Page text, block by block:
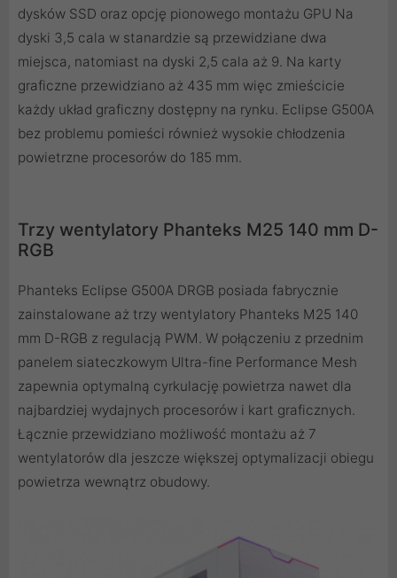
dysków SSD oraz opcję pionowego montażu GPU Na
dyski 3,5 cala w stanardzie są przewidziane dwa
miejsca, natomiast na dyski 2,5 cala aż 9. Na karty
graficzne przewidziano aż 435 mm więc zmieścicie
każdy układ graficzny dostępny na rynku. Eclipse G500A
bez problemu pomieści również wysokie chłodzenia
powietrzne procesorów do 185 mm.
Trzy wentylatory Phanteks M25 140 mm D-
RGB
Phanteks Eclipse G500A DRGB posiada fabrycznie
zainstalowane aż trzy wentylatory Phanteks M25 140
mm D-RGB z regulacją PWM. W połączeniu z przednim
panelem siateczkowym Ultra-fine Performance Mesh
zapewnia optymalną cyrkulację powietrza nawet dla
najbardziej wydajnych procesorów i kart graficznych.
Łącznie przewidziano możliwość montażu aż 7
wentylatorów dla jeszcze większej optymalizacji obiegu
powietrza wewnątrz obudowy.